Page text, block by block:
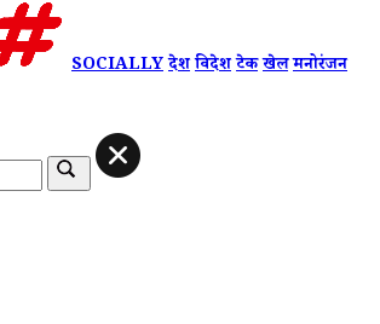
SOCIALLYदेशविदेशटेकखेलमनोरंजन